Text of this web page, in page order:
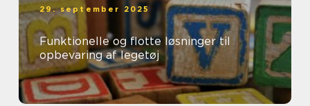
29. september 2025
Funktionelle og flotte løsninger til
opbevaring af legetøj